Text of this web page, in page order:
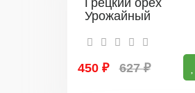
Грецкий орех
Урожайный
450 ₽ 627 ₽